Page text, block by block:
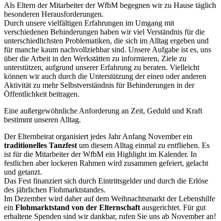
Als Eltern der Mitarbeiter der WfbM begegnen wir zu Hause täglich
besonderen Herausforderungen.
Durch unsere vielfältigen Erfahrungen im Umgang mit
verschiedenen Behinderungen haben wir viel Verständnis für die
unterschiedlichsten Problematiken, die sich im Alltag ergeben und
für manche kaum nachvollziehbar sind. Unsere Aufgabe ist es, uns
über die Arbeit in den Werkstätten zu informieren, Ziele zu
unterstützen, aufgrund unserer Erfahrung zu beraten. Vielleicht
können wir auch durch die Unterstützung der einen oder anderen
Aktivität zu mehr Selbstverständnis für Behinderungen in der
Öffentlichkeit beitragen.
Eine außergewöhnliche Anforderung an Zeit, Geduld und Kraft
bestimmt unseren Alltag.
Der Elternbeirat organisiert jedes Jahr Anfang November ein
traditionelles Tanzfest um diesem Alltag einmal zu entfliehen. Es
ist für die Mitarbeiter der WfbM ein Highlight im Kalender. In
festlichen aber lockeren Rahmen wird zusammen gefeiert, gelacht
und getanzt.
Das Fest finanziert sich durch Eintrittsgelder und durch die Erlöse
des jährlichen Flohmarktstandes.
Im Dezember wird daher auf dem Weihnachtsmarkt der Lebenshilfe
ein Flohmarktstand von der Elternschaft ausgerichtet. Für gut
erhaltene Spenden sind wir dankbar, rufen Sie uns ab November an!